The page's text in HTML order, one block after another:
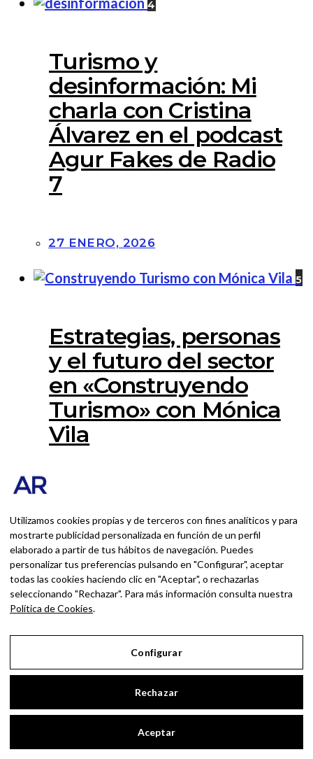
4
Turismo y
desinformación: Mi
charla con Cristina
Álvarez en el podcast
Agur Fakes de Radio
7
27 ENERO, 2026
5
Estrategias, personas
y el futuro del sector
en «Construyendo
Turismo» con Mónica
Vila
Suscribirte
Suscríbete a nuestro boletín de noticias
ENVIADOS A TRAVÉS DE ESTE FORMULARIO.
AndrésRomero.org
#INICIO
Utilizamos cookies propias y de terceros con fines analíticos y para
mostrarte publicidad personalizada en función de un perfil
elaborado a partir de tus hábitos de navegación. Puedes
personalizar tus preferencias pulsando en "Configurar", aceptar
todas las cookies haciendo clic en "Aceptar", o rechazarlas
seleccionando "Rechazar". Para más información consulta nuestra
Política de Cookies.
Configurar
Rechazar
Aceptar